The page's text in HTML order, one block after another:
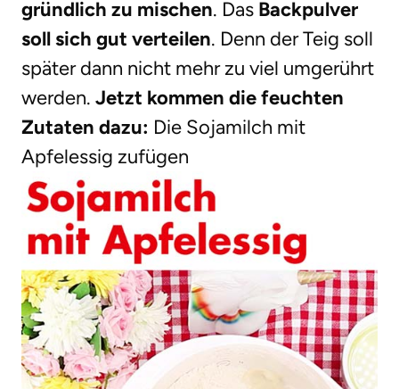
gründlich zu mischen. Das Backpulver
soll sich gut verteilen. Denn der Teig soll
später dann nicht mehr zu viel umgerührt
werden. Jetzt kommen die feuchten
Zutaten dazu: Die Sojamilch mit
Apfelessig zufügen